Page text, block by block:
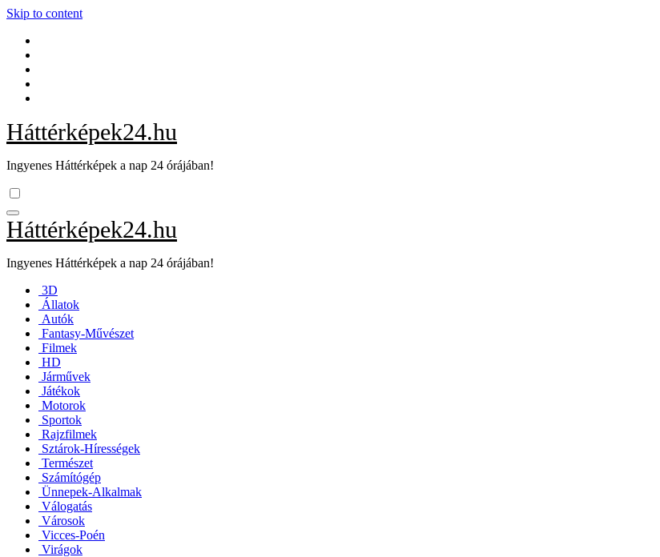
Skip to content
Háttérképek24.hu
Ingyenes Háttérképek a nap 24 órájában!
Háttérképek24.hu
Ingyenes Háttérképek a nap 24 órájában!
3D
Állatok
Autók
Fantasy-Művészet
Filmek
HD
Járművek
Játékok
Motorok
Sportok
Rajzfilmek
Sztárok-Hírességek
Természet
Számítógép
Ünnepek-Alkalmak
Válogatás
Városok
Vicces-Poén
Virágok